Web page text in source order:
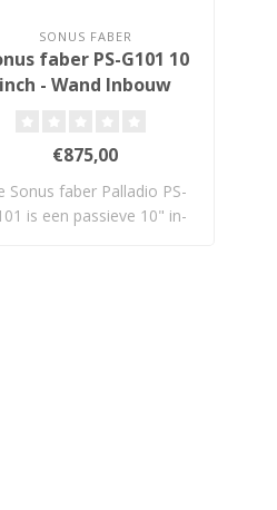
SONUS FABER
faber PS-G101 10
inch - Wand Inbouw
€875,00
Sonus faber Palladio PS-
is een passieve 10" in-